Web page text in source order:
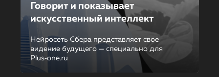
Говорит и показывает
искусственный интеллект
Нейросеть Сбера представляет свое
видение будущего — специально для
Plus‑one.ru